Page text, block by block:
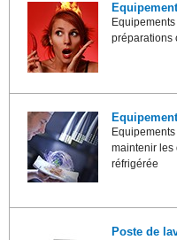
préparations
maintenir les
réfrigérée
Poste de